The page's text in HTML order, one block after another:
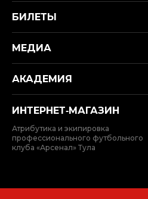
БИЛЕТЫ
МЕДИА
АКАДЕМИЯ
ИНТЕРНЕТ‑МАГАЗИН
Атрибутика и экипировка
профессионального футбольного
клуба «Арсенал» Тула